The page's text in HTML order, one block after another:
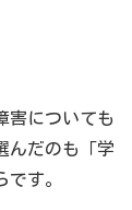
害についても
んだのも「学
す。